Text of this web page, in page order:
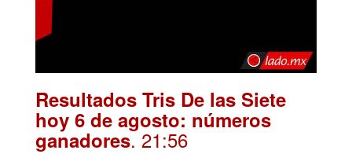
Resultados Tris De las Siete
hoy 6 de agosto: números
ganadores. 21:56